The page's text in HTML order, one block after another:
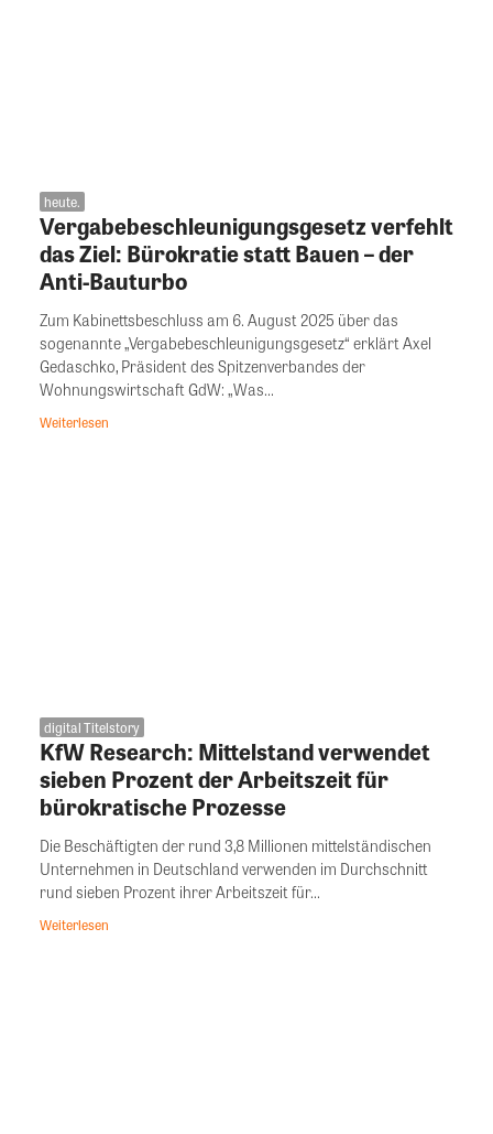
heute.
Vergabebeschleunigungsgesetz verfehlt
das Ziel: Bürokratie statt Bauen – der
Anti-Bauturbo
Zum Kabinettsbeschluss am 6. August 2025 über das
sogenannte „Vergabebeschleunigungsgesetz“ erklärt Axel
Gedaschko, Präsident des Spitzenverbandes der
Wohnungswirtschaft GdW: „Was...
Weiterlesen
digital Titelstory
KfW Research: Mittelstand verwendet
sieben Prozent der Arbeitszeit für
bürokratische Prozesse
Die Beschäftigten der rund 3,8 Millionen mittelständischen
Unternehmen in Deutschland verwenden im Durchschnitt
rund sieben Prozent ihrer Arbeitszeit für...
Weiterlesen